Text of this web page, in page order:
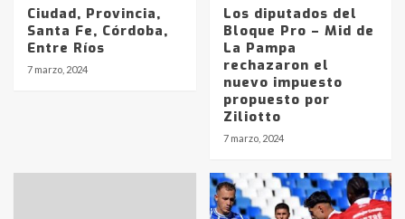
Ciudad, Provincia,
Santa Fe, Córdoba,
Entre Ríos
7 marzo, 2024
Los diputados del
Bloque Pro – Mid de
La Pampa
rechazaron el
nuevo impuesto
propuesto por
Ziliotto
7 marzo, 2024